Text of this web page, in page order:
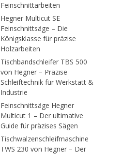
Feinschnittarbeiten
Hegner Multicut SE
Feinschnittsäge – Die
Königsklasse für präzise
Holzarbeiten
Tischbandschleifer TBS 500
von Hegner – Präzise
Schleiftechnik für Werkstatt &
Industrie
Feinschnittsäge Hegner
Multicut 1 – Der ultimative
Guide für präzises Sägen
Tischwalzenschleifmaschine
TWS 230 von Hegner – Der